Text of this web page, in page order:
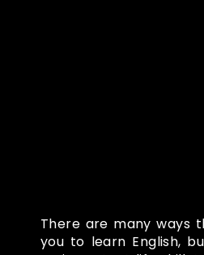
There are many ways
you to learn English,